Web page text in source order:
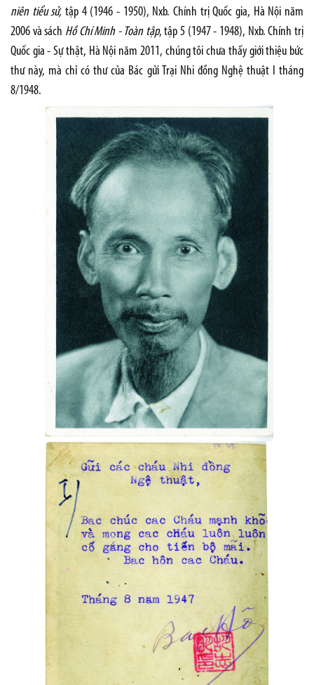
niên tiểu sử, tập 4 (1946 - 1950), Nxb. Chính trị Quốc gia, Hà Nội năm
2006 và sách Hồ Chí Minh - Toàn tập, tập 5 (1947 - 1948), Nxb. Chính trị
Quốc gia - Sự thật, Hà Nội năm 2011, chúng tôi chưa thấy giới thiệu bức
thư này, mà chỉ có thư của Bác gửi Trại Nhi đồng Nghệ thuật I tháng
8/1948.